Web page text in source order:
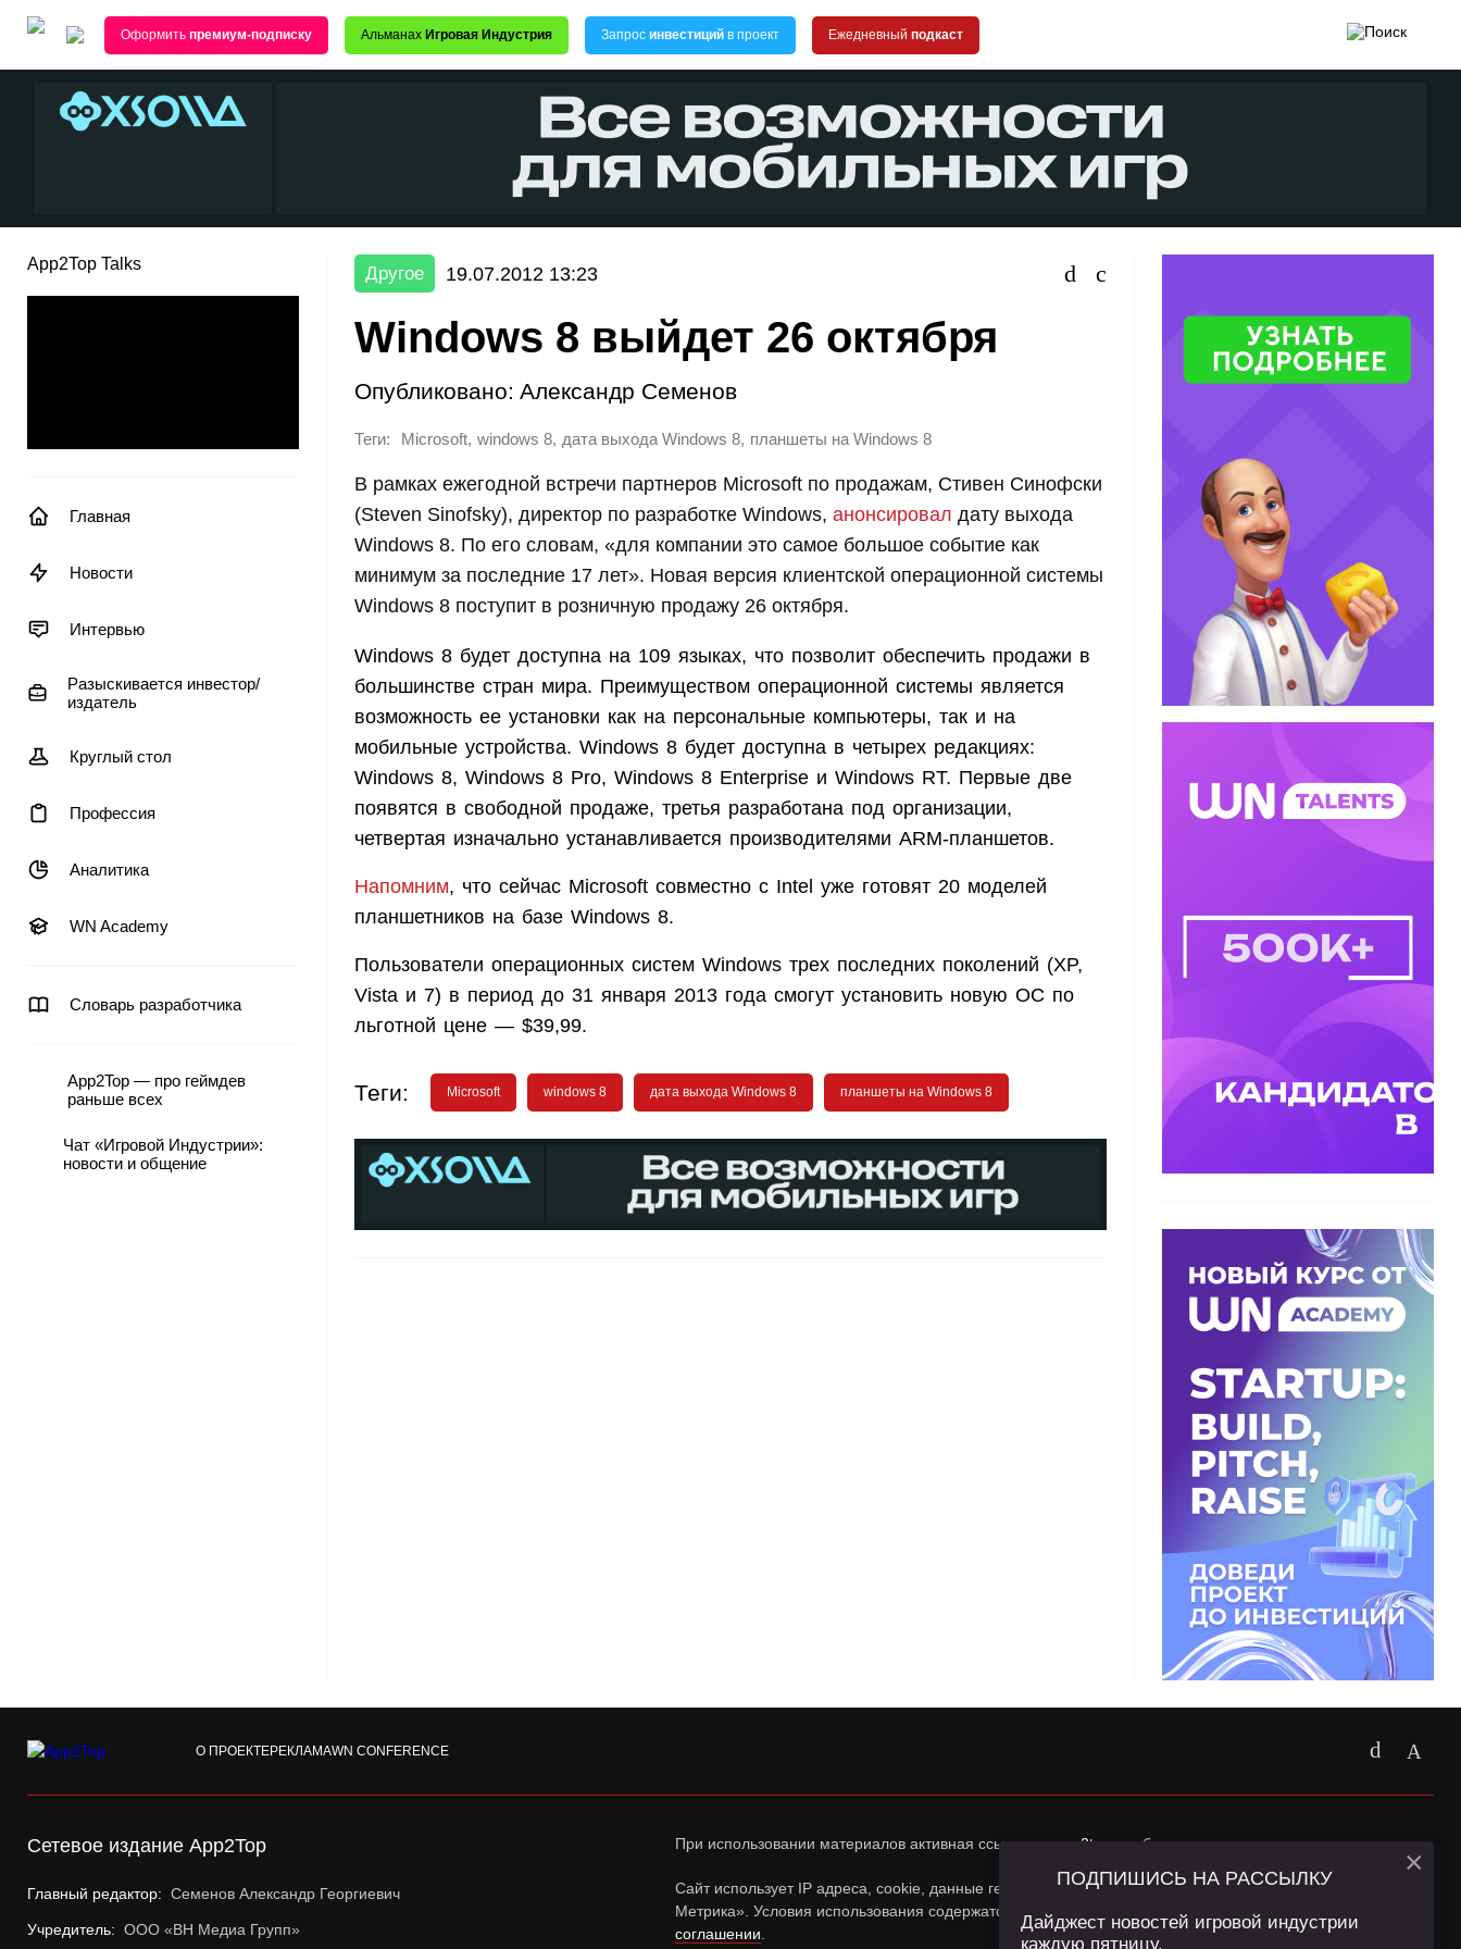
Оформить премиум-подписку Альманах Игровая Индустрия Запрос инвестиций в проект Ежедневный подкаст
App2Top Talks
Главная
Новости
Интервью
Разыскивается инвестор/
издатель
Круглый стол
Профессия
Аналитика
WN Academy
Словарь разработчика
App2Top — про геймдев
раньше всех
Чат «Игровой Индустрии»:
новости и общение
Другое 19.07.2012 13:23
Windows 8 выйдет 26 октября
Опубликовано: Александр Семенов
Теги: Microsoft, windows 8, дата выхода Windows 8, планшеты на Windows 8
В рамках ежегодной встречи партнеров Microsoft по продажам, Стивен Синофски
(Steven Sinofsky), директор по разработке Windows, анонсировал дату выхода
Windows 8. По его словам, «для компании это самое большое событие как
минимум за последние 17 лет». Новая версия клиентской операционной системы
Windows 8 поступит в розничную продажу 26 октября.
Windows 8 будет доступна на 109 языках, что позволит обеспечить продажи в
большинстве стран мира. Преимуществом операционной системы является
возможность ее установки как на персональные компьютеры, так и на
мобильные устройства. Windows 8 будет доступна в четырех редакциях:
Windows 8, Windows 8 Pro, Windows 8 Enterprise и Windows RT. Первые две
появятся в свободной продаже, третья разработана под организации,
четвертая изначально устанавливается производителями ARM-планшетов.
Напомним, что сейчас Microsoft совместно с Intel уже готовят 20 моделей
планшетников на базе Windows 8.
Пользователи операционных систем Windows трех последних поколений (XP,
Vista и 7) в период до 31 января 2013 года смогут установить новую ОС по
льготной цене — $39,99.
Теги: Microsoft windows 8 дата выхода Windows 8 планшеты на Windows 8
О ПРОЕКТЕРЕКЛАМАWN CONFERENCE
Сетевое издание App2Top
Главный редактор: Семенов Александр Георгиевич
Учредитель: ООО «ВН Медиа Групп»
При использовании материалов активная ссылка наapp2top.ruобязательна.
Сайт использует IP адреса, cookie, данные геолокации Пользователей сайта и сервис «Яндекс
Метрика». Условия использования содержатся в
Политике конфиденциальностии
соглашении
ПОДПИШИСЬ НА РАССЫЛКУ
Дайджест новостей игровой индустрии
каждую пятницу.
×